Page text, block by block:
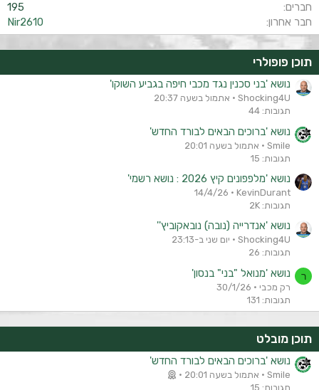
חברים
195
חבר אחרון
Nir2610
תוכן פופולרי
נושא 'בני סכנין נגד מכבי חיפה בגביע השוקו'
Shocking4U
אתמול בשעה 20:37
תגובות: 44
נושא 'ברוכים הבאים לבורד החדש'
Smile
אתמול בשעה 20:01
תגובות: 15
נושא 'מלפפונים קיץ 2026 : נושא רשמי'
KevinDurant
14/4/26
תגובות: 2K
נושא 'אנדרייה (נובה) נובאקוביץ''
Shocking4U
יום שני ב-23:13
תגובות: 26
ר נושא 'מנואל "בני" בנסון'
רק מכבי
30/1/26
תגובות: 131
תוכן מובלט
נושא 'ברוכים הבאים לבורד החדש'
Smile
אתמול בשעה 20:01
תגובות: 15